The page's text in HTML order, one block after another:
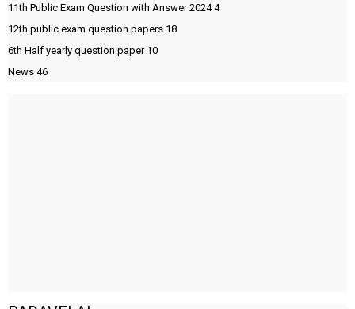
11th Public Exam Question with Answer 20244
12th public exam question papers 18
6th Half yearly question paper 10
News 46